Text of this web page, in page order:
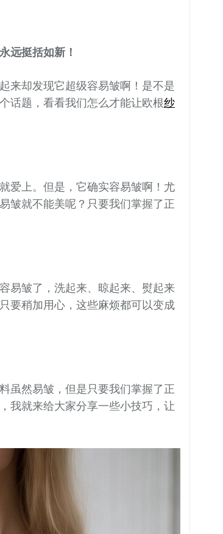
永远挺括如新！
来却发现它超级容易皱啊！是不是
话题，看看我们怎么才能让欧根纱
爱上。但是，它确实容易皱啊！尤
皱就不能美呢？只要我们掌握了正
易皱了，洗起来、晾起来、熨起来
要稍加用心，这些麻烦都可以变成
虽然易皱，但是只要我们掌握了正
我就来给大家分享一些小技巧，让